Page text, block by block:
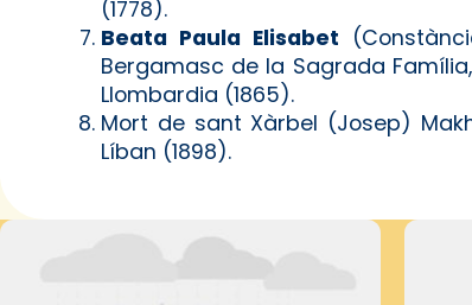
(1778).
Beata Paula Elisabet
Bergamasc de la Sagrada
Llombardia (1865).
Mort de sant Xàrbel (Josep)
Líban (1898).